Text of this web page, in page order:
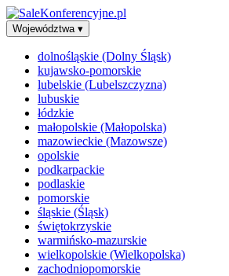
Województwa ▾
dolnośląskie (Dolny Śląsk)
kujawsko-pomorskie
lubelskie (Lubelszczyzna)
lubuskie
łódzkie
małopolskie (Małopolska)
mazowieckie (Mazowsze)
opolskie
podkarpackie
podlaskie
pomorskie
śląskie (Śląsk)
świętokrzyskie
warmińsko-mazurskie
wielkopolskie (Wielkopolska)
zachodniopomorskie